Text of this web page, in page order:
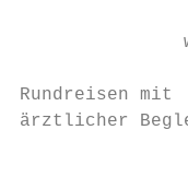
Rundreisen mit
ärztlicher